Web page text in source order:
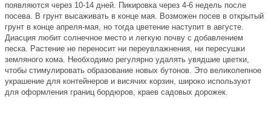
появляются через 10-14 дней. Пикировка через 4-6 недель после
посева. В грунт высаживать в конце мая. Возможен посев в открытый
грунт в конце апреля-мая, но тогда цветение наступит в августе.
Диасция любит солнечное место и легкую почву с добавлением
песка. Растение не переносит ни переувлажнения, ни пересушки
земляного кома. Необходимо регулярно удалять увядшие цветки,
чтобы стимулировать образование новых бутонов. Это великолепное
украшение для контейнеров и висячих корзин, широко используют
для оформления границ бордюров, краев садовых дорожек.